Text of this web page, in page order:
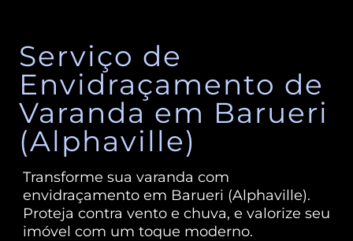
Serviço de
Envidraçamento de
Varanda em Barueri
(Alphaville)
Transforme sua varanda com
envidraçamento em Barueri (Alphaville).
Proteja contra vento e chuva, e valorize seu
imóvel com um toque moderno.